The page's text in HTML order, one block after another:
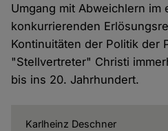
Umgang mit Abweichlern im
konkurrierenden
Kontinuitäten der Politik der
"Stellvertreter" Christi
bis ins 20. Jahrhundert.
Karlheinz Deschner